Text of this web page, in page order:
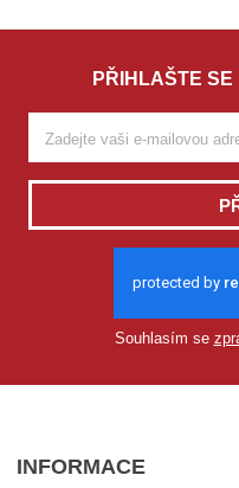
PŘIHLAŠTE
Souhlasím se
INFORMACE